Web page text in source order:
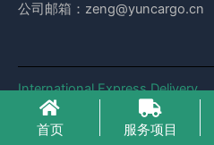
公司邮箱：zeng@yuncargo.cn
International Express Delivery
国际快递
首页 服务项目